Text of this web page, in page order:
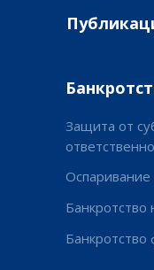
Защита от
Оспаривание
Банкротство